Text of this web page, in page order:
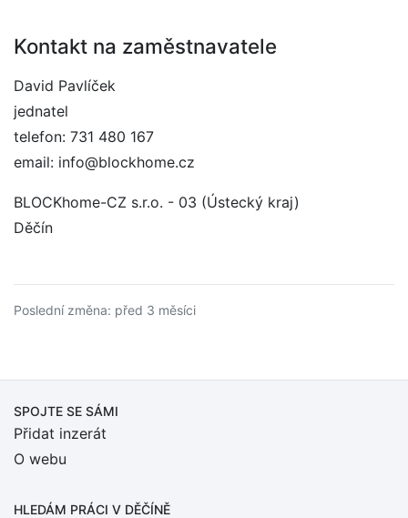
Kontakt na zaměstnavatele
David Pavlíček
jednatel
telefon: 731 480 167
email: info@blockhome.cz
BLOCKhome-CZ s.r.o. - 03 (Ústecký kraj)
Děčín
Poslední změna: před 3 měsíci
SPOJTE SE SÁMI
Přidat inzerát
O webu
HLEDÁM PRÁCI V DĚČÍNĚ